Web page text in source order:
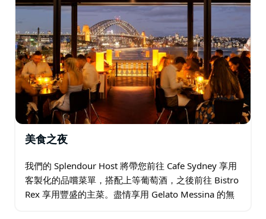
美食之夜
我們的 Splendour Host 將帶您前往 Cafe Sydney 享用
客製化的品嚐菜單，搭配上等葡萄酒，之後前往 Bistro
Rex 享用豐盛的主菜。盡情享用 Gelato Messina 的無